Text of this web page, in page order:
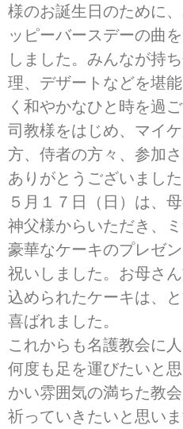
様のお誕生日のために
ッピーバースデーの曲
しました。みんなが持
理、デザートなどを堪
く和やかなひと時を過
司教様をはじめ、マイ
方、侍者の方々、参加
ありがとうございました
５月１７日（日）は、
神父様からいただき、
豪華なケーキのプレゼ
祝いしました。お母さ
込められたケーキは、
喜ばれました。
これからも名護教会に
何度も足を運びたいと
かい雰囲気の満ちた教
祈っていきたいと思いま